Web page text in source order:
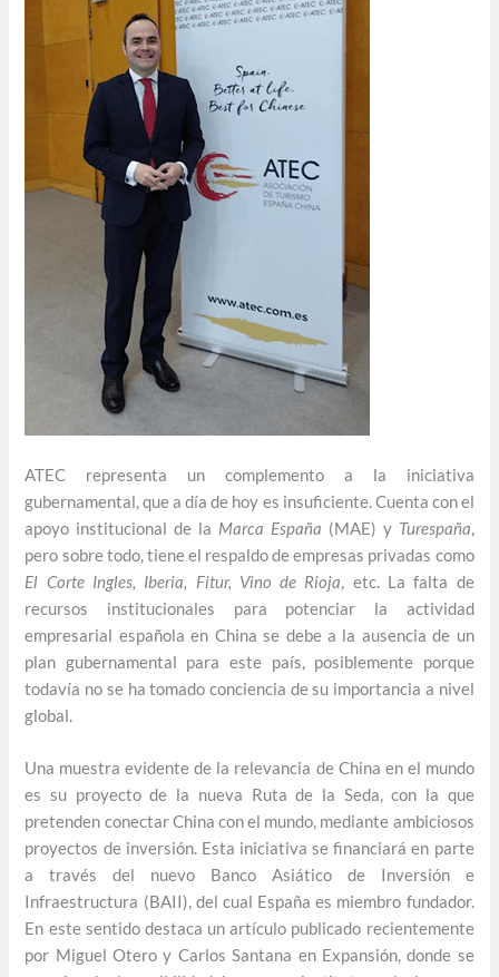
ATEC representa un complemento a la iniciativa
gubernamental, que a día de hoy es insuficiente. Cuenta con el
apoyo institucional de la Marca España (MAE) y Turespaña,
pero sobre todo, tiene el respaldo de empresas privadas como
El Corte Ingles, Iberia, Fitur, Vino de Rioja, etc. La falta de
recursos institucionales para potenciar la actividad
empresarial española en China se debe a la ausencia de un
plan gubernamental para este país, posiblemente porque
todavía no se ha tomado conciencia de su importancia a nivel
global.
Una muestra evidente de la relevancia de China en el mundo
es su proyecto de la nueva Ruta de la Seda, con la que
pretenden conectar China con el mundo, mediante ambiciosos
proyectos de inversión. Esta iniciativa se financiará en parte
a través del nuevo Banco Asiático de Inversión e
Infraestructura (BAII), del cual España es miembro fundador.
En este sentido destaca un artículo publicado recientemente
por Miguel Otero y Carlos Santana en Expansión, donde se